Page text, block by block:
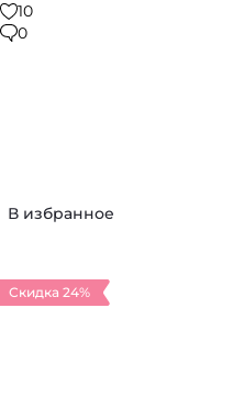
10
0
В избранное
Скидка 24%